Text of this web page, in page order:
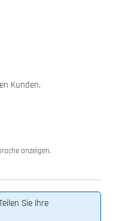
Sternen
Kunden.
anzeigen.
Sie Ihre